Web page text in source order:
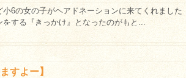
小6の女の子がヘアドネーションに来てくれました
する『きっかけ』となったのがもと...
すよー】